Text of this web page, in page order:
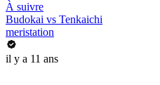
À suivre
Budokai vs Tenkaichi
meristation
il y a 11 ans